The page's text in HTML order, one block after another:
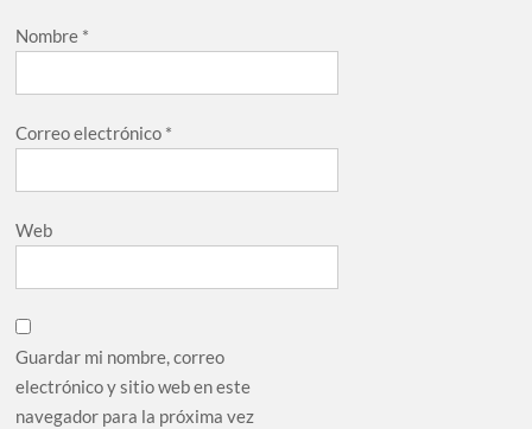
Nombre *
Correo electrónico *
Web
Guardar mi nombre, correo
electrónico y sitio web en este
navegador para la próxima vez